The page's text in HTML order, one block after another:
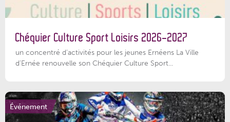
Chéquier Culture Sport Loisirs 2026-2027
un concentré d’activités pour les jeunes Ernéens La Ville
d’Ernée renouvelle son Chéquier Culture Sport...
Événement